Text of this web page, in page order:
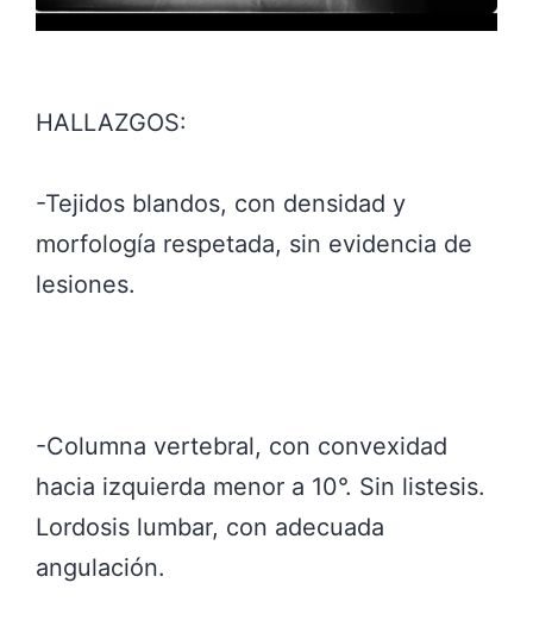
HALLAZGOS:
-Tejidos blandos, con densidad y
morfología respetada, sin evidencia de
lesiones.
-Columna vertebral, con convexidad
hacia izquierda menor a 10°. Sin listesis.
Lordosis lumbar, con adecuada
angulación.